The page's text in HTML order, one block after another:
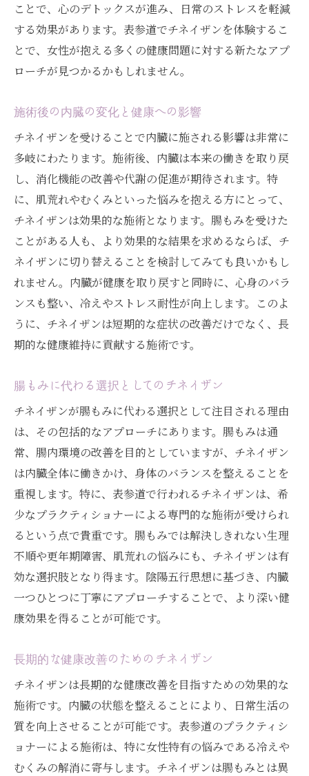
ことで、心のデトックスが進み、日常のストレスを軽減
する効果があります。表参道でチネイザンを体験するこ
とで、女性が抱える多くの健康問題に対する新たなアプ
ローチが見つかるかもしれません。
施術後の内臓の変化と健康への影響
チネイザンを受けることで内臓に施される影響は非常に
多岐にわたります。施術後、内臓は本来の働きを取り戻
し、消化機能の改善や代謝の促進が期待されます。特
に、肌荒れやむくみといった悩みを抱える方にとって、
チネイザンは効果的な施術となります。腸もみを受けた
ことがある人も、より効果的な結果を求めるならば、チ
ネイザンに切り替えることを検討してみても良いかもし
れません。内臓が健康を取り戻すと同時に、心身のバラ
ンスも整い、冷えやストレス耐性が向上します。このよ
うに、チネイザンは短期的な症状の改善だけでなく、長
期的な健康維持に貢献する施術です。
腸もみに代わる選択としてのチネイザン
チネイザンが腸もみに代わる選択として注目される理由
は、その包括的なアプローチにあります。腸もみは通
常、腸内環境の改善を目的としていますが、チネイザン
は内臓全体に働きかけ、身体のバランスを整えることを
重視します。特に、表参道で行われるチネイザンは、希
少なプラクティショナーによる専門的な施術が受けられ
るという点で貴重です。腸もみでは解決しきれない生理
不順や更年期障害、肌荒れの悩みにも、チネイザンは有
効な選択肢となり得ます。陰陽五行思想に基づき、内臓
一つひとつに丁寧にアプローチすることで、より深い健
康効果を得ることが可能です。
長期的な健康改善のためのチネイザン
チネイザンは長期的な健康改善を目指すための効果的な
施術です。内臓の状態を整えることにより、日常生活の
質を向上させることが可能です。表参道のプラクティシ
ョナーによる施術は、特に女性特有の悩みである冷えや
むくみの解消に寄与します。チネイザンは腸もみとは異